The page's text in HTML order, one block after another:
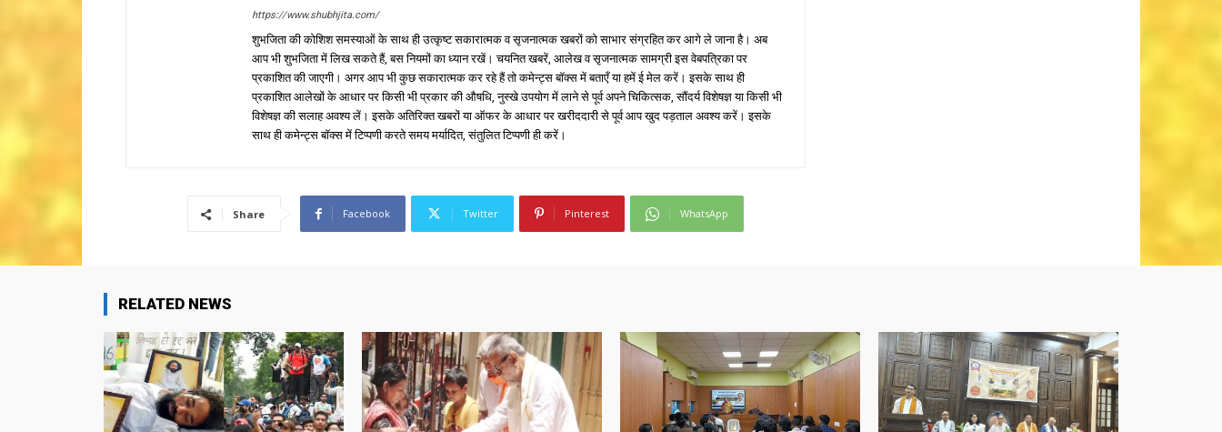
https://www.shubhjita.com/
शुभजिता की कोशिश समस्याओं के साथ ही उत्कृष्ट सकारात्मक व सृजनात्मक खबरों को साभार संग्रहित कर आगे ले जाना है। अब
आप भी शुभजिता में लिख सकते हैं, बस नियमों का ध्यान रखें। चयनित खबरें, आलेख व सृजनात्मक सामग्री इस वेबपत्रिका पर
प्रकाशित की जाएगी। अगर आप भी कुछ सकारात्मक कर रहे हैं तो कमेन्ट्स बॉक्स में बताएँ या हमें ई मेल करें। इसके साथ ही
प्रकाशित आलेखों के आधार पर किसी भी प्रकार की औषधि, नुस्खे उपयोग में लाने से पूर्व अपने चिकित्सक, सौंदर्य विशेषज्ञ या किसी भी
विशेषज्ञ की सलाह अवश्य लें। इसके अतिरिक्त खबरों या ऑफर के आधार पर खरीददारी से पूर्व आप खुद पड़ताल अवश्य करें। इसके
साथ ही कमेन्ट्स बॉक्स में टिप्पणी करते समय मर्यादित, संतुलित टिप्पणी ही करें।
Share Facebook Twitter Pinterest WhatsApp
RELATED NEWS